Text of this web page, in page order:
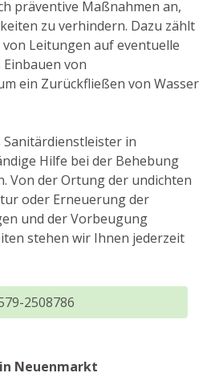
präventive Maßnahmen an,
zu verhindern. Dazu zählt
Leitungen auf eventuelle
Einbauen von
ein Zurückfließen von Wasser
in
Hilfe bei der Behebung
Von der Ortung der undichten
oder Erneuerung der
und der Vorbeugung
stehen wir Ihnen jederzeit
2508786
Neuenmarkt